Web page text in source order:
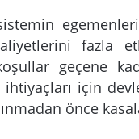
fazla
geçene
için
önce